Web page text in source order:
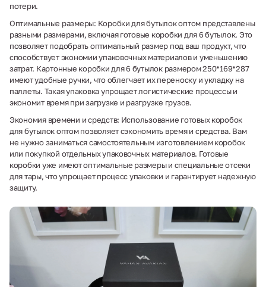
потери.
Оптимальные размеры: Коробки для бутылок оптом представлены
разными размерами, включая готовые коробки для 6 бутылок. Это
позволяет подобрать оптимальный размер под ваш продукт, что
способствует экономии упаковочных материалов и уменьшению
затрат. Картонные коробки для 6 бутылок размером 250*169*287
имеют удобные ручки, что облегчает их переноску и укладку на
паллеты. Такая упаковка упрощает логистические процессы и
экономит время при загрузке и разгрузке грузов.
Экономия времени и средств: Использование готовых коробок
для бутылок оптом позволяет сэкономить время и средства. Вам
не нужно заниматься самостоятельным изготовлением коробок
или покупкой отдельных упаковочных материалов. Готовые
коробки уже имеют оптимальные размеры и специальные отсеки
для тары, что упрощает процесс упаковки и гарантирует надежную
защиту.